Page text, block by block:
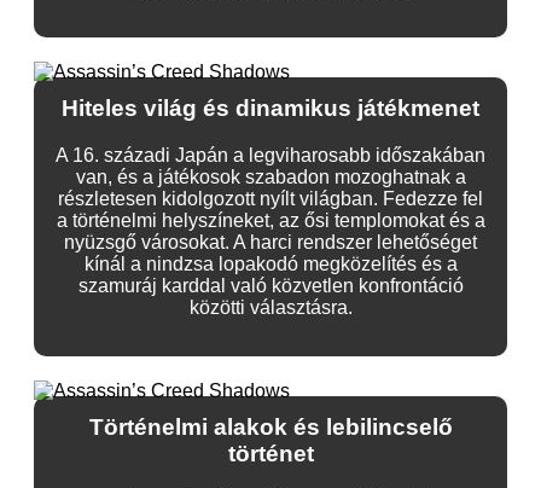
Hiteles világ és dinamikus játékmenet
A 16. századi Japán a legviharosabb időszakában
van, és a játékosok szabadon mozoghatnak a
részletesen kidolgozott nyílt világban. Fedezze fel
a történelmi helyszíneket, az ősi templomokat és a
nyüzsgő városokat. A harci rendszer lehetőséget
kínál a nindzsa lopakodó megközelítés és a
szamuráj karddal való közvetlen konfrontáció
közötti választásra.
Történelmi alakok és lebilincselő
történet